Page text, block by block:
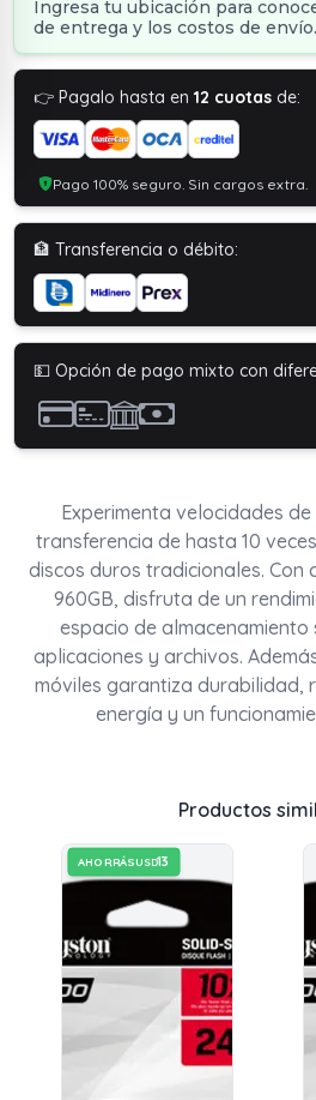
Ingresa tu ubicación para
de entrega y los costos de envío.
👉 Pagalo hasta en12 cuotas de:
Pago 100% seguro. Sin cargos extra.
🏦 Transferencia o débito:
💵 Opción de pago mixto con
Experimenta velocidades
transferencia de hasta 10
discos duros tradicionales. Con
960GB, disfruta de un
espacio de
aplicaciones y archivos.
móviles garantiza durabilidad,
energía y un
Productos
AHORRÁSUSD13